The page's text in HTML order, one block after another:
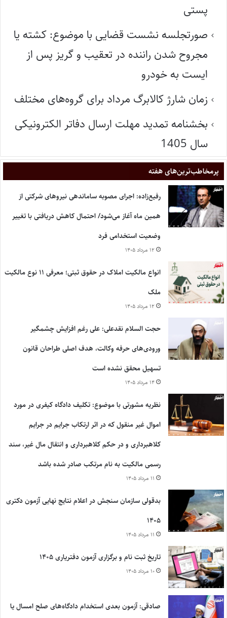
پستی
صورتجلسه نشست قضایی با موضوع: کشته یا
مجروح شدن راننده در تعقیب و گریز پس از
ایست به خودرو
زمان شارژ کالابرگ مرداد برای گروه‌های مختلف
بخشنامه تمدید مهلت ارسال دفاتر الکترونیکی
سال 1405
پر‌مخاطب‌ترین‌های هفته
رفیع‌زاده: اجرای مصوبه ساماندهی نیروهای شرکتی از
همین ماه آغاز می‌شود/ احتمال کاهش دریافتی با تغییر
وضعیت استخدامی فرد
۱۲ مرداد ۱۴۰۵
انواع مالکیت املاک در حقوق ثبتی؛ معرفی ۱۱ نوع مالکیت
ملک
۱۲ مرداد ۱۴۰۵
حجت السلام نقدعلی: علی رغم افزایش چشمگیر
ورودی‌های حرفه وکالت، هدف اصلی طراحان قانون
تسهیل محقق نشده است
۱۴ مرداد ۱۴۰۵
نظریه مشورتی با موضوع: تکلیف دادگاه کیفری در مورد
اموال غیر منقول که در اثر ارتکاب جرایم در جرایم
کلاهبرداری و در حکم کلاهبرداری و انتقال مال غیر، سند
رسمی مالکیت به نام مرتکب صادر شده باشد
۱۱ مرداد ۱۴۰۵
بدقولی سازمان سنجش در اعلام نتایج نهایی آزمون دکتری
۱۴۰۵
۱۱ مرداد ۱۴۰۵
تاریخ ثبت نام و برگزاری آزمون دفتریاری ۱۴۰۵
۱۰ مرداد ۱۴۰۵
صادقی: آزمون بعدی استخدام دادگاه‌های صلح امسال یا